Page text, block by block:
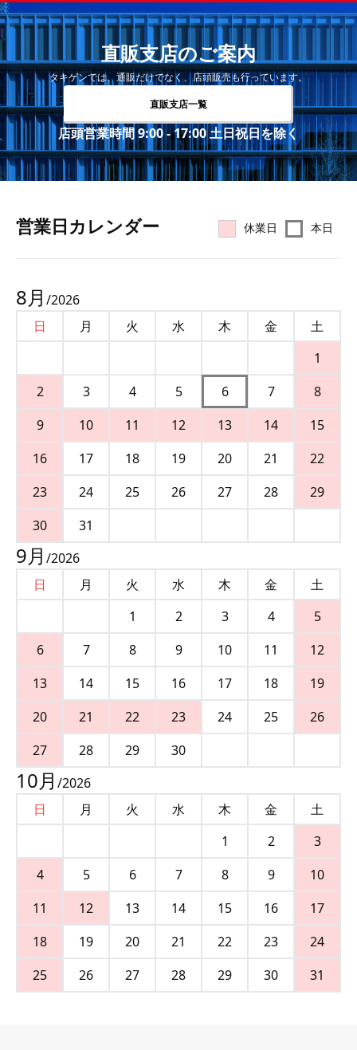
直販支店のご案内
タキゲンでは、通販だけでなく、店頭販売も行っています。
直販支店一覧
店頭営業時間 9:00 - 17:00 土日祝日を除く
営業⽇カレンダー 休業日 本日
8月 /2026
日
月 火 水 木 金
土
1
2
3 4 5 6 7
8
9
10 11 12 13 14
15
16
17 18 19 20 21
22
23
24 25 26 27 28
29
30
31
9月 /2026
日
月 火 水 木 金
土
1
2 3 4
5
6
7 8 9 10 11
12
13
14 15 16 17 18
19
20
21 22 23 24 25
26
27
28 29 30
10月 /2026
日
月 火 水 木 金
土
1
2
3
4
5 6 7 8 9
10
11
12 13 14 15 16
17
18
19 20 21 22 23
24
25
26 27 28 29 30 31